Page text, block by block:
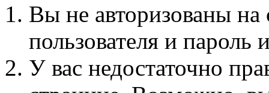
Вы не авторизованы на
пользователя и пароль
У вас недостаточно